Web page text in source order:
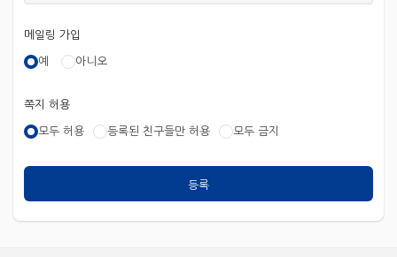
메일링 가입
예 아니오
쪽지 허용
모두 허용 등록된 친구들만 허용 모두 금지